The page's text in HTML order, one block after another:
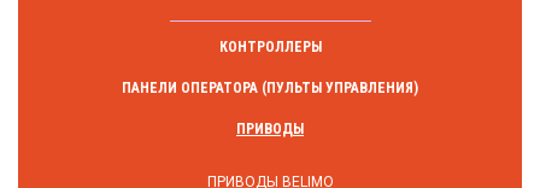
КОНТРОЛЛЕРЫ
ПАНЕЛИ ОПЕРАТОРА (ПУЛЬТЫ УПРАВЛЕНИЯ)
ПРИВОДЫ
ПРИВОДЫ BELIMO